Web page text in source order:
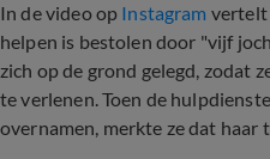
In de video op Instagram vertelt
helpen is bestolen door "vijf
zich op de grond gelegd, zodat
te verlenen. Toen de
overnamen, merkte ze dat haar